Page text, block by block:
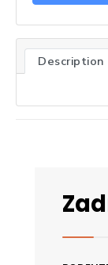
Description